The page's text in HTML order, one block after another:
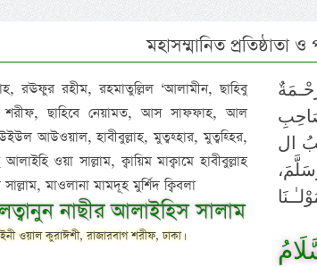
মহাসম্মানিত প্রতিষ্ঠাতা
রঊফুর রহীম, রহমাতুল্লিল ‘আলামীন, ছাহিবু
শরীফ, ছাহিবে নেয়ামত, আস সাফফাহ, আল
আউওয়াল, হাবীবুল্লাহ, মুত্বহ্হার, মুত্বহ্হির,
ওয়া সাল্লাম, ক্বায়িম মাক্বামে হাবীবুল্লাহ
মাওলানা মামদূহ মুর্শিদ ক্বিবলা
নাছীর আলাইহিস সালাম
ওয়াল কুরাঈশী, রাজারবাগ শরীফ, ঢাকা।
ال